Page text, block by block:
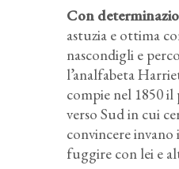
Con
astuzia e ottima
nascondigli e
l’analfabeta
compie nel 1850
verso Sud in cui
convincere
fuggire con lei e